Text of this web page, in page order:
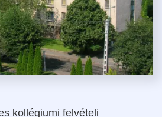
kollégiumi felvételi